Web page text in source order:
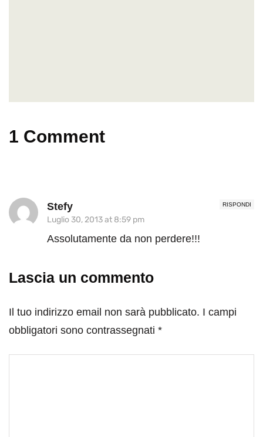
1 Comment
RISPONDI
Stefy
Luglio 30, 2013 at 8:59 pm
Assolutamente da non perdere!!!
Lascia un commento
Il tuo indirizzo email non sarà pubblicato. I campi
obbligatori sono contrassegnati *